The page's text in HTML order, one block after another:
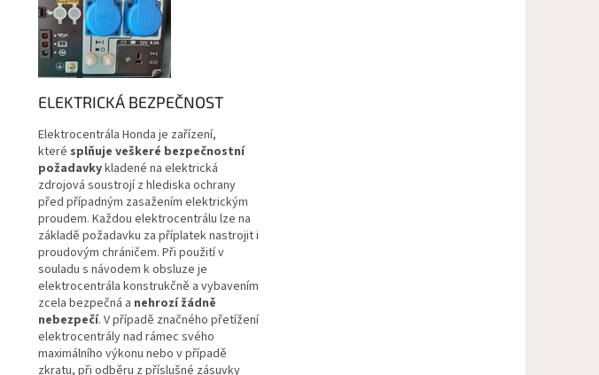
ELEKTRICKÁ BEZPEČNOST
Elektrocentrála Honda je zařízení,
které splňuje veškeré bezpečnostní
požadavkykladené na elektrická
zdrojová soustrojí z hlediska ochrany
před případným zasažením elektrickým
proudem. Každou elektrocentrálu lze na
základě požadavku za příplatek nastrojit i
proudovým chráničem. Při použití v
souladu s návodem k obsluze je
elektrocentrála konstrukčně a vybavením
zcela bezpečná a nehrozí žádně
nebezpečí. V případě značného přetížení
elektrocentrály nad rámec svého
maximálního výkonu nebo v případě
zkratu, při odběru z příslušné zásuvky